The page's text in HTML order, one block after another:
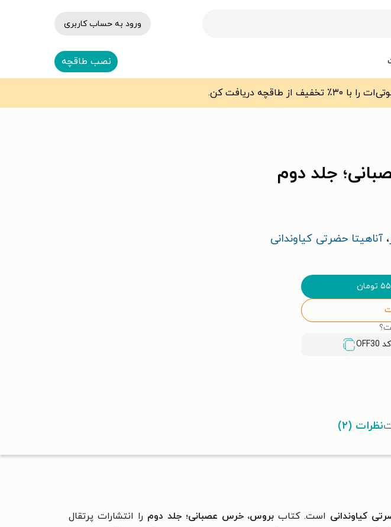
ورود به حساب کاربری
نصب طاقچه
جلد دوم
، آناهیتا حضرتی کیاوندانی
تومان
OFF30
نظرات (۲)
کیاوندانی است. کتاب بروس، خرس عصبانی؛ جلد دوم را انتشارات پرتقال